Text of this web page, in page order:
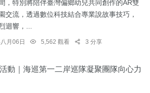
，特別將陪伴臺灣偏鄉幼兒共同創作的AR雙
交流，透過數位科技結合專業說故事技巧，
迴響，...
月06日 5,562 觀看 3 分享